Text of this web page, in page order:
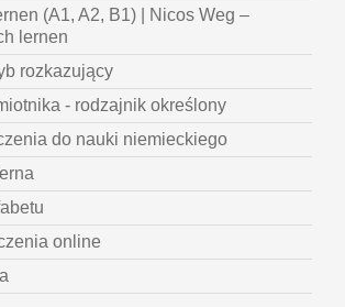
(A1, A2, B1) | Nicos Weg –
lernen
rozkazujący
- rodzajnik określony
do nauki niemieckiego
online